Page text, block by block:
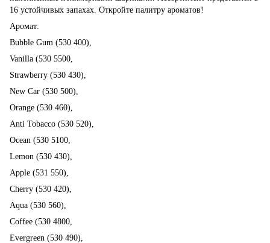
16 устойчивых запахах. Откройте палитру ароматов!
Аромат:
Bubble Gum (530 400),
Vanilla (530 5500,
Strawberry (530 430),
New Car (530 500),
Orange (530 460),
Anti Tobacco (530 520),
Ocean (530 5100,
Lemon (530 430),
Apple (531 550),
Cherry (530 420),
Aqua (530 560),
Coffee (530 4800,
Evergreen (530 490),